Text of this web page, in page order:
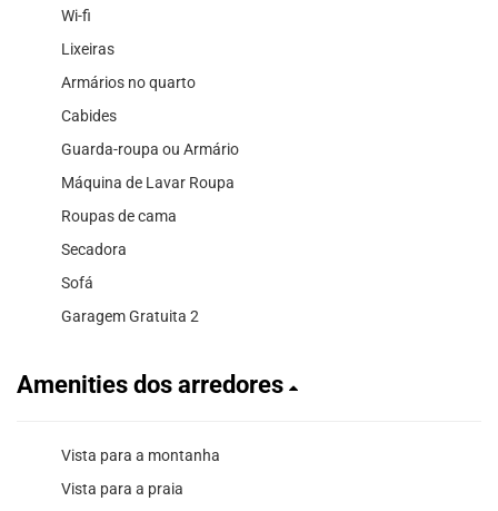
Wi-fi
Lixeiras
Armários no quarto
Cabides
Guarda-roupa ou Armário
Máquina de Lavar Roupa
Roupas de cama
Secadora
Sofá
Garagem Gratuita 2
Amenities dos arredores
Vista para a montanha
Vista para a praia